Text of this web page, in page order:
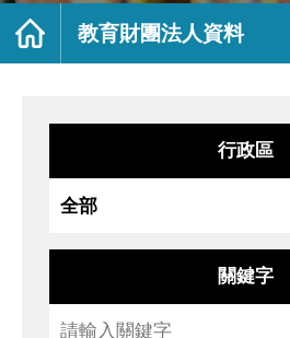
局
法
首
教育財團法人資料
行政區
關鍵字